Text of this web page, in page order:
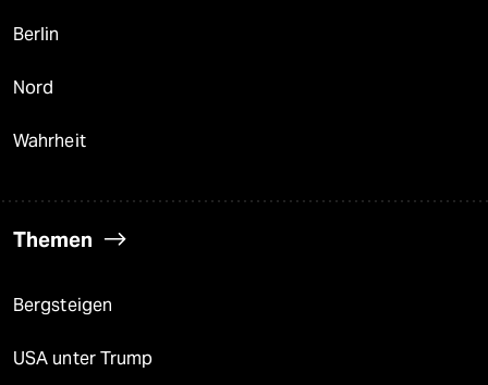
Berlin
Nord
Wahrheit
Themen
Bergsteigen
USA unter Trump